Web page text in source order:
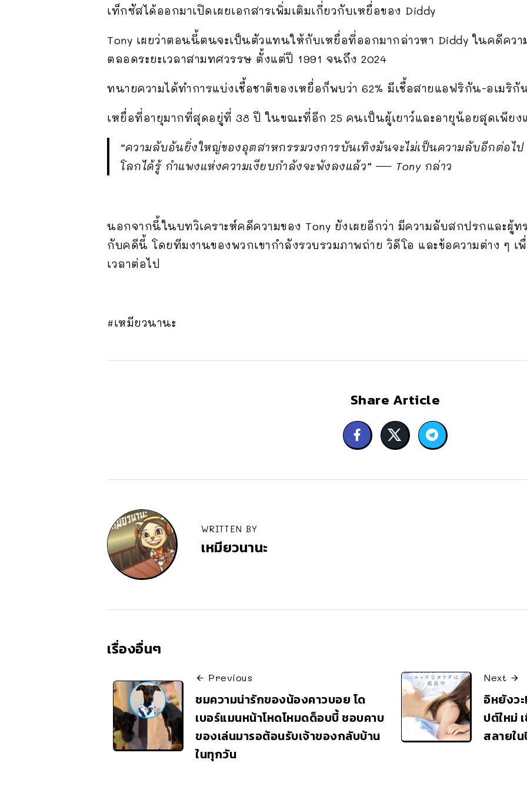
เท็กซัสได้ออกมาเปิดเผยเอกสารเพิ่มเติมเกี่ยวกับเหยื่อของ Diddy
Tony เผยว่าตอนนี้ตนจะเป็นตัวแทนให้กับเหยื่อที่ออกมากล่าวหา Diddy ในคดีคว
ตลอดระยะเวลาสามทศวรรษ ตั้งแต่ปี 1991 จนถึง 2024
ทนายความได้ทำการแบ่งเชื้อชาติของเหยื่อก็พบว่า 62% มีเชื้อสายแอฟริกัน-อเมริ
เหยื่อที่อายุมากที่สุดอยู่ที่ 38 ปี ในขณะที่อีก 25 คนเป็นผู้เยาว์และอายุน้อยสุดเพียง
“ความลับอันยิ่งใหญ่ของอุตสาหกรรมวงการบันเทิงมันจะไม่เป็นความลับอีกต่อไ
โลกได้รู้ กำแพงแห่งความเงียบกำลังจะพังลงแล้ว” — Tony กล่าว
นอกจากนี้ในบทวิเคราะห์คดีความของ Tony ยังเผยอีกว่า มีความลับสกปรกและผู้
กับคดีนี้ โดยทีมงานของพวกเขากำลังรวบรวมภาพถ่าย วิดีโอ และข้อความต่าง ๆ
เวลาต่อไป
#เหมียวนานะ
Share Article
WRITTEN BY
เหมียวนานะ
เรื่องอื่นๆ
Previous
ชมความน่ารักของน้องคาวบอย โด
เบอร์แมนหน้าโหดโหมดด็อบบี้ ชอบคาบ
ของเล่นมารอต้อนรับเจ้าของกลับบ้าน
ในทุกวัน
Next
อิหยังว
ปต์ใหม่
สลายใ